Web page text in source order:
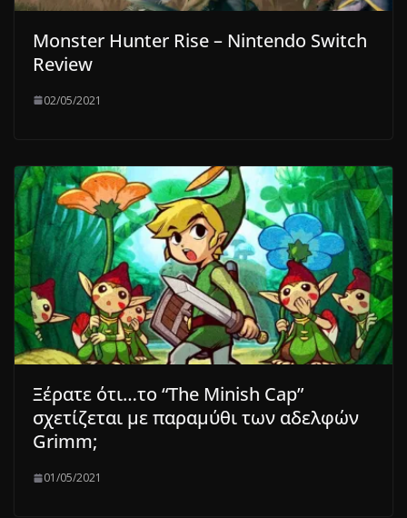
Monster Hunter Rise – Nintendo Switch
Review
02/05/2021
Ξέρατε ότι…το “The Minish Cap”
σχετίζεται με παραμύθι των αδελφών
Grimm;
01/05/2021